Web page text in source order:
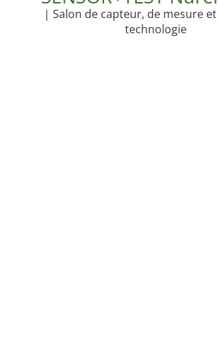
| Salon de capteur, de mesure
technologie